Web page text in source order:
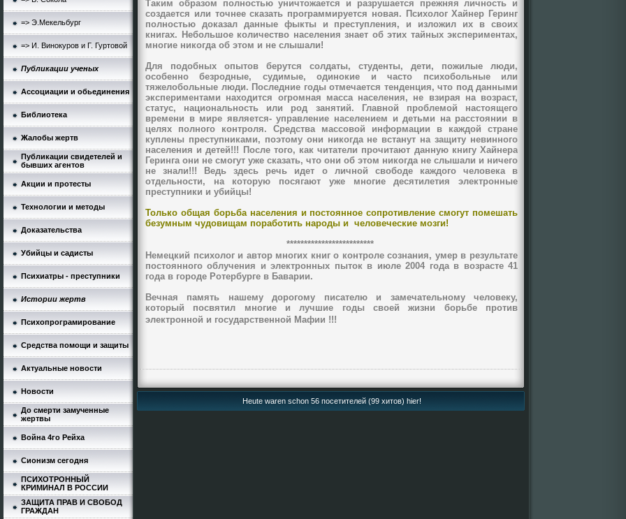
=> Э.Мекельбург
=> И. Винокуров и Г. Гуртовой
Публикации ученых
Ассоциации и обьединения
Библиотека
Жалобы жертв
Публикации свидетелей и
бывших агентов
Акции и протесты
Технологии и методы
Доказательства
Убийцы и садисты
Психиатры - преступники
Истории жертв
Психопрограмирование
Средства помощи и защиты
Актуальные новости
Новости
До смерти замученные
жертвы
Война 4го Рейха
Сионизм сегодня
ПСИХОТРОННЫЙ
КРИМИНАЛ В РОССИИ
ЗАЩИТА ПРАВ И СВОБОД
ГРАЖДАН
Таким образом полностью уничтожается и разрушается прежняя личность и
создается или точнее сказать программируется новая. Психолог Хайнер Геринг
полностью доказал данные фыкты и преступления, и изложил их в своих
книгах. Небольшое количество населения знает об этих тайных экспериментах,
многие никогда об этом и не слышали!
Для подобных опытов берутся солдаты, студенты, дети, пожилые люди,
особенно безродные, судимые, одинокие и часто психобольные или
тяжелобольные люди. Последние годы отмечается тенденция, что под данными
экспериментами находится огромная масса населения, не взирая на возраст,
статус, национальность или род занятий. Главной проблемой настоящего
времени в мире является- управление населением и детьми на расстоянии в
целях полного контроля. Средства массовой информации в каждой стране
куплены преступниками, поэтому они никогда не встанут на защиту невинного
населения и детей!!! После того, как читатели прочитают данную книгу Хайнера
Геринга они не смогут уже сказать, что они об этом никогда не слышали и ничего
не знали!!!
Ведь здесь речь идет о личной свободе каждого человека в
отдельности, на которую посягают уже многие десятилетия электронные
преступники и убийцы!
Только общая борьба населения и постоянное сопротивление смогут помешать
безумным чудовищам поработить народы и человеческие мозги!
*************************
Немецкий психолог и автор многих книг о контроле сознания, умер в результате
постоянного облучения и электронных пыток в июле 2004 года в возрасте 41
года в городе Ротербурге в Баварии.
Вечная память нашему дорогому писателю и замечательному человеку,
который посвятил многие и лучшие годы своей жизни борьбе против
электронной и государственной Мафии !!!
Heute waren schon 56 посетителей (99 хитов) hier!